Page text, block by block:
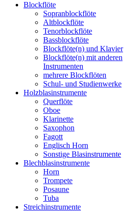
Blockflöte
Sopranblockflöte
Altblockflöte
Tenorblockflöte
Bassblockflöte
Blockflöte(n) und Klavier
Blockflöte(n) mit anderen
Instrumenten
mehrere Blockflöten
Schul- und Studienwerke
Holzblasinstrumente
Querflöte
Oboe
Klarinette
Saxophon
Fagott
Englisch Horn
Sonstige Blasinstrumente
Blechblasinstrumente
Horn
Trompete
Posaune
Tuba
Streichinstrumente